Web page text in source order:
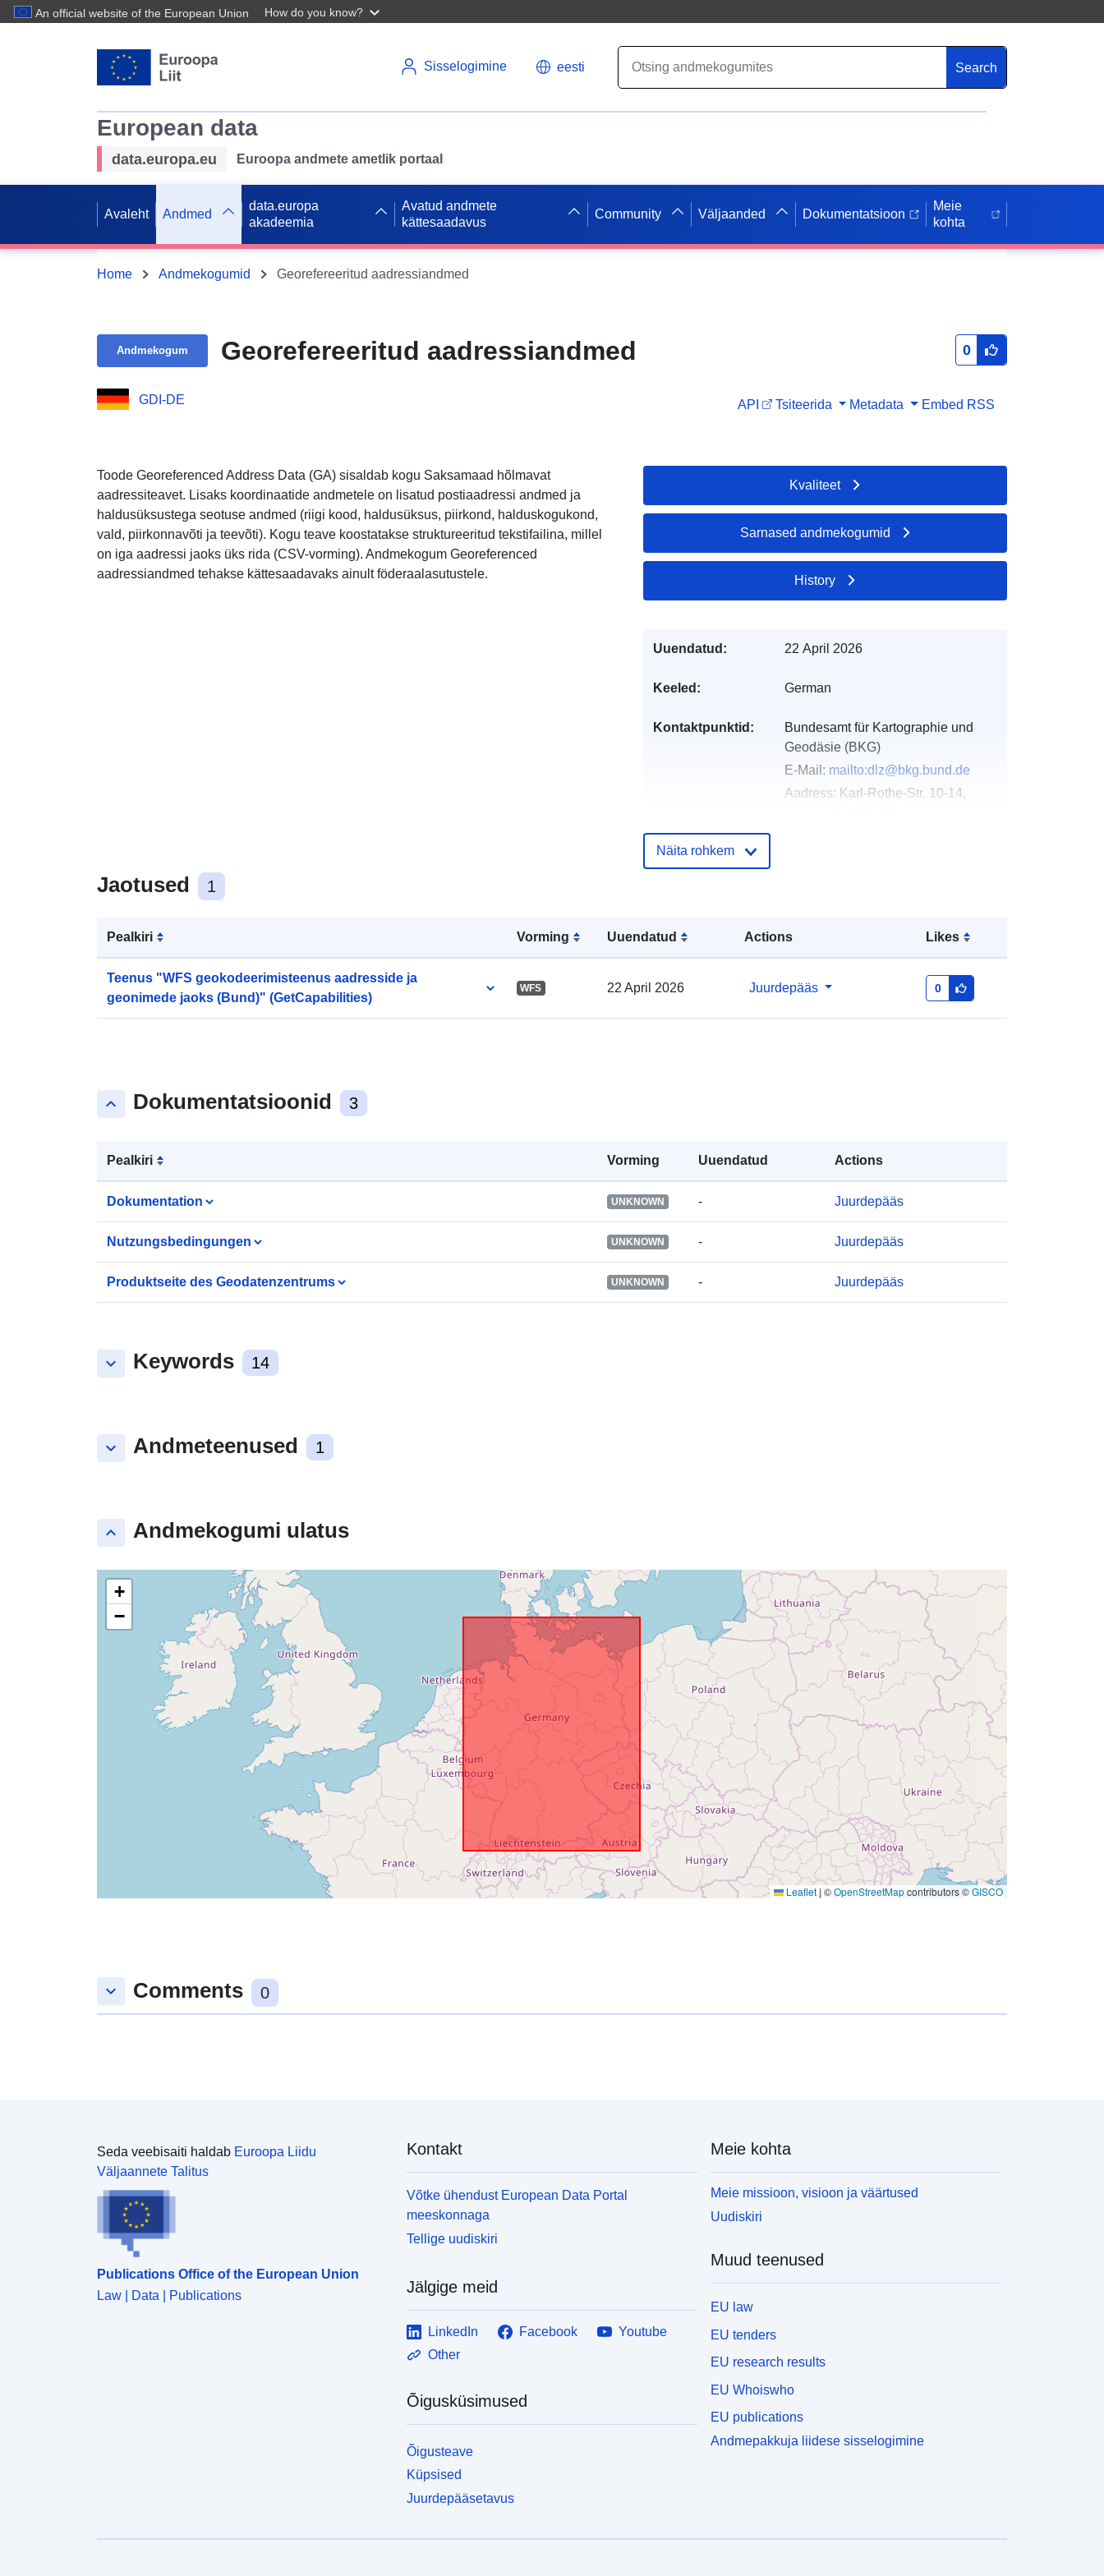
An official website of the European Union How do you know?
Sisselogimine eesti Search
European data
data.europa.eu Euroopa andmete ametlik portaal
Avaleht Andmed
data.europa
akadeemia
Avatud andmete
kättesaadavus
Community Väljaanded Dokumentatsioon
Meie
kohta
Home Andmekogumid Georefereeritud aadressiandmed
Andmekogum Georefereeritud aadressiandmed 0
GDI-DE API Tsiteerida Metadata Embed RSS
Toode Georeferenced Address Data (GA) sisaldab kogu Saksamaad hõlmavat
aadressiteavet. Lisaks koordinaatide andmetele on lisatud postiaadressi andmed ja
haldusüksustega seotuse andmed (riigi kood, haldusüksus, piirkond, halduskogukond,
vald, piirkonnavõti ja teevõti). Kogu teave koostatakse struktureeritud tekstifailina, millel
on iga aadressi jaoks üks rida (CSV-vorming). Andmekogum Georeferenced
aadressiandmed tehakse kättesaadavaks ainult föderaalasutustele.
Jaotused 1
Pealkiri Vorming Uuendatud Actions Likes
Teenus "WFS geokodeerimisteenus aadresside ja
geonimede jaoks (Bund)" (GetCapabilities)
WFS 22 April 2026 Juurdepääs 0
keyboard_arrow_up Dokumentatsioonid 3
Pealkiri Vorming Uuendatud Actions
Dokumentation UNKNOWN - Juurdepääs
Nutzungsbedingungen UNKNOWN - Juurdepääs
Produktseite des Geodatenzentrums UNKNOWN - Juurdepääs
keyboard_arrow_down Keywords 14
keyboard_arrow_down Andmeteenused 1
keyboard_arrow_up Andmekogumi ulatus
+
−
Leaflet|©OpenStreetMapcontributors ©GISCO
Kvaliteet
Sarnased andmekogumid
History
Uuendatud: 22 April 2026
Keeled: German
Kontaktpunktid:
Bundesamt für Kartographie und
Geodäsie (BKG)
E-Mail: mailto:dlz@bkg.bund.de
Aadress: Karl-Rothe-Str. 10-14,
02 August 2026
Geograafiline
Koordinaadid:
55.054344 ], [ 15.578555, 47.23942
Hauskoordinaten obl...
Identifikaatorid:
https://registry.gdi-
0M00000127
uriRef:
http://data.europa.eu/88u/dataset/a0
Näita rohkem
keyboard_arrow_down Comments 0
Seda veebisaiti haldab Euroopa Liidu
Väljaannete Talitus
Publications Office of the European Union
Law | Data | Publications
Kontakt
Võtke ühendust European Data Portal
meeskonnaga
Tellige uudiskiri
Jälgige meid
LinkedIn Facebook
Youtube
Other
Õigusküsimused
Õigusteave
Küpsised
Juurdepääsetavus
Meie kohta
Meie missioon, visioon ja väärtused
Uudiskiri
Muud teenused
EU law
EU tenders
EU research results
EU Whoiswho
EU publications
Andmepakkuja liidese sisselogimine